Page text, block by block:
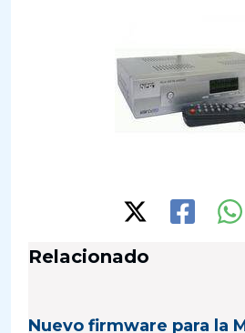
Relacionado
Nuevo firmware para la